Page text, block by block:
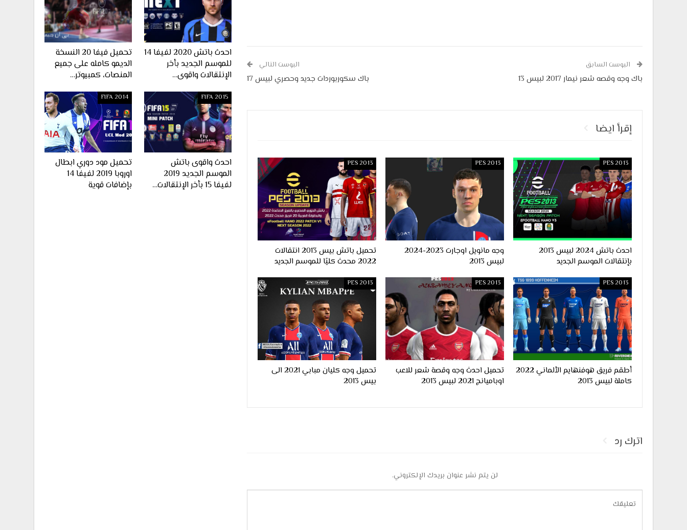
البوست السابق
باك وجه وقصه شعر نيمار 2017 لبيس 13
البوست التالي
باك سكوربوردات جديد وحصري لبيس 17
إقرأ ايضا
PES 2013
احدث باتش 2024 لبيس 2013
بإنتقالات الموسم الجديد
PES 2013
وجه مانويل اوجارت 2023-2024
لبيس 2013
PES 2013
تحميل باتش بيس 2013 انتقالات
2022 محدث كليًا للموسم الجديد
PES 2013
أطقم فريق هوفنهايم الألماني 2022
كاملة لبيس 2013
PES 2013
تحميل احدث وجه وقصة شعر للاعب
اوباميانج 2021 لبيس 2013
PES 2013
تحميل وجه كليان مبابي 2021 الى
بيس 2013
اترك رد
لن يتم نشر عنوان بريدك الإلكتروني.
احدث باتش 2020 لفيفا 14
للموسم الجديد بأخر
الإنتقالات واقوى…
تحميل فيفا 20 النسخة
الديمو كامله على جميع
المنصات، كمبيوتر…
FIFA 2015
احدث واقوى باتش
الموسم الجديد 2019
لفيفا 15 بأخر الإنتقالات…
FIFA 2014
تحميل مود دوري ابطال
اوروبا 2019 لفيفا 14
بإضافات قوية